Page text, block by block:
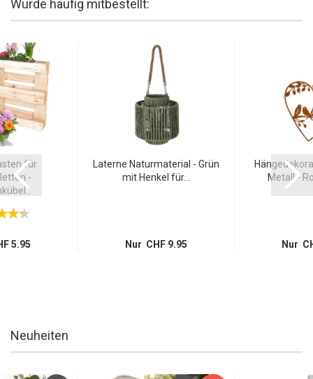
Wurde häufig mitbestellt:
für
-
5.95
Laterne Naturmaterial - Grün
mit Henkel für...
Nur CHF 9.95
Metall -
Nur
Neuheiten